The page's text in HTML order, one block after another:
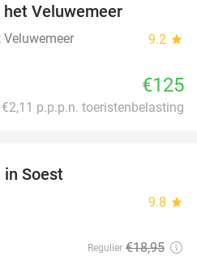
Veluwemeer
9.2 star
€125
p.p.p.n. toeristenbelasting
in Soest
9.8 star
Regulier €18,95